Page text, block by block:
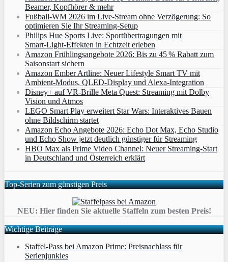
Beamer, Kopfhörer & mehr
Fußball-WM 2026 im Live-Stream ohne Verzögerung: So
optimieren Sie Ihr Streaming-Setup
Philips Hue Sports Live: Sportübertragungen mit
Smart‑Light‑Effekten in Echtzeit erleben
Amazon Frühlingsangebote 2026: Bis zu 45 % Rabatt zum
Saisonstart sichern
Amazon Ember Artline: Neuer Lifestyle Smart TV mit
Ambient‑Modus, QLED‑Display und Alexa‑Integration
Disney+ auf VR-Brille Meta Quest: Streaming mit Dolby
Vision und Atmos
LEGO Smart Play erweitert Star Wars: Interaktives Bauen
ohne Bildschirm startet
Amazon Echo Angebote 2026: Echo Dot Max, Echo Studio
und Echo Show jetzt deutlich günstiger für Streaming
HBO Max als Prime Video Channel: Neuer Streaming‑Start
in Deutschland und Österreich erklärt
Top-Serien zum günstigen Preis
NEU: Hier finden Sie aktuelle Staffeln zum besten Preis!
Wichtige Beiträge
Staffel-Pass bei Amazon Prime: Preisnachlass für
Serienjunkies